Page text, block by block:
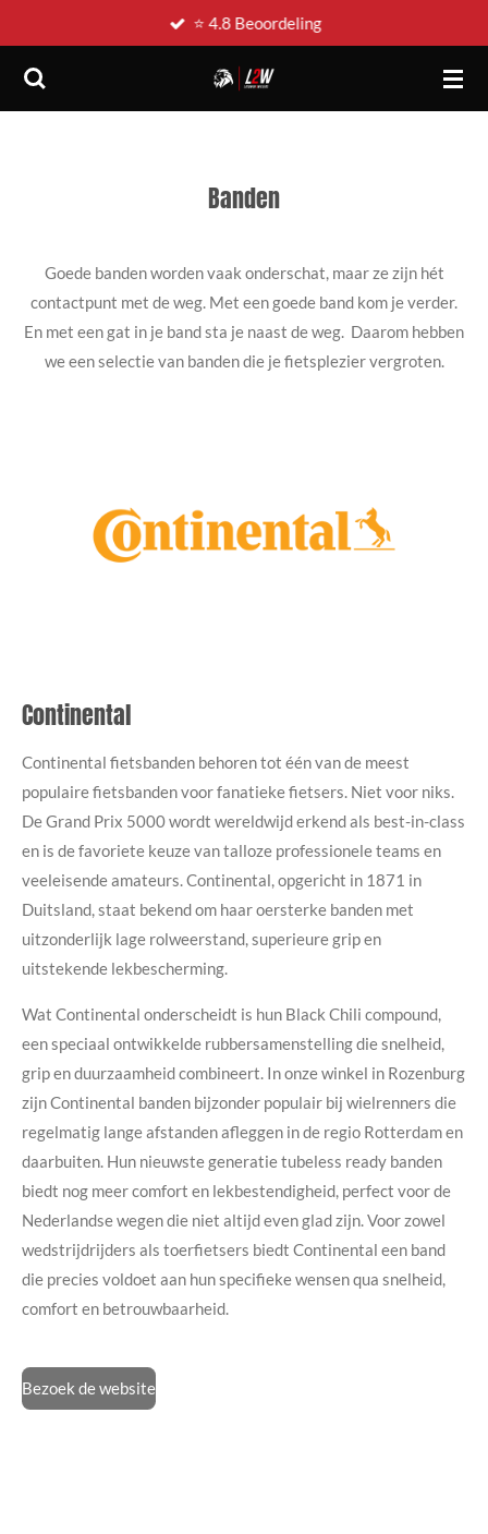
naar
de
⭐ 4.8 Beoordeling
Banden
Goede banden worden vaak onderschat, maar ze zijn hét
contactpunt met de weg. Met een goede band kom je verder.
En met een gat in je band sta je naast de weg. Daarom hebben
we een selectie van banden die je fietsplezier vergroten.
Continental
Continental fietsbanden behoren tot één van de meest
populaire fietsbanden voor fanatieke fietsers. Niet voor niks.
De Grand Prix 5000 wordt wereldwijd erkend als best-in-class
en is de favoriete keuze van talloze professionele teams en
veeleisende amateurs. Continental, opgericht in 1871 in
Duitsland, staat bekend om haar oersterke banden met
uitzonderlijk lage rolweerstand, superieure grip en
uitstekende lekbescherming.
Wat Continental onderscheidt is hun Black Chili compound,
een speciaal ontwikkelde rubbersamenstelling die snelheid,
grip en duurzaamheid combineert. In onze winkel in Rozenburg
zijn Continental banden bijzonder populair bij wielrenners die
regelmatig lange afstanden afleggen in de regio Rotterdam en
daarbuiten. Hun nieuwste generatie tubeless ready banden
biedt nog meer comfort en lekbestendigheid, perfect voor de
Nederlandse wegen die niet altijd even glad zijn. Voor zowel
wedstrijdrijders als toerfietsers biedt Continental een band
die precies voldoet aan hun specifieke wensen qua snelheid,
comfort en betrouwbaarheid.
Bezoek de website